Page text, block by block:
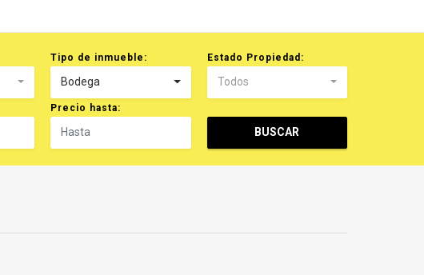
Tipo de inmueble:
Bodega
Estado Propiedad:
Todos
Precio hasta:
BUSCAR